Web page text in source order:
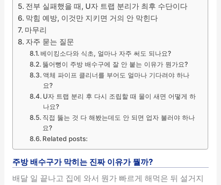
전부 실패했을 때, U자 트랩 분리가 최후 수단이다
막힘 예방, 이것만 지키면 거의 안 막힌다
마무리
자주 묻는 질문
베이킹소다와 식초, 얼마나 자주 써도 되나요?
뚫어뻥이 주방 배수구에 잘 안 붙는 이유가 뭔가요?
액체 파이프 클리너를 부어도 얼마나 기다려야 하나
요?
U자 트랩 분리 후 다시 조립할 때 물이 새면 어떻게 하
나요?
직접 뚫는 것 다 해봤는데도 안 되면 업자 불러야 하나
요?
Related posts:
주방 배수구가 막히는 진짜 이유가 뭘까?
배달 일 끝나고 집에 와서 뭔가 빠르게 해먹은 뒤 설거지